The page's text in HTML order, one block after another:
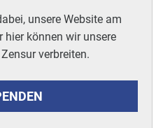
unsere Website am
hier können wir unsere
verbreiten.